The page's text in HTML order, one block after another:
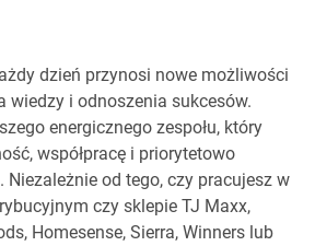
dzień przynosi nowe możliwości
wiedzy i odnoszenia sukcesów.
energicznego zespołu, który
współpracę i priorytetowo
od tego, czy pracujesz w
czy sklepie TJ Maxx,
Homesense, Sierra, Winners lub